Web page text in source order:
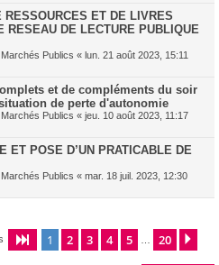
RESSOURCES ET DE LIVRES
RESEAU DE LECTURE PUBLIQUE
Publics « lun. 21 août 2023, 15:11
et de compléments du soir
de perte d'autonomie
Publics « jeu. 10 août 2023, 11:17
ET POSE D’UN PRATICABLE DE
Publics « mar. 18 juil. 2023, 12:30
Page 1sur20
1 2 3 4 5 20